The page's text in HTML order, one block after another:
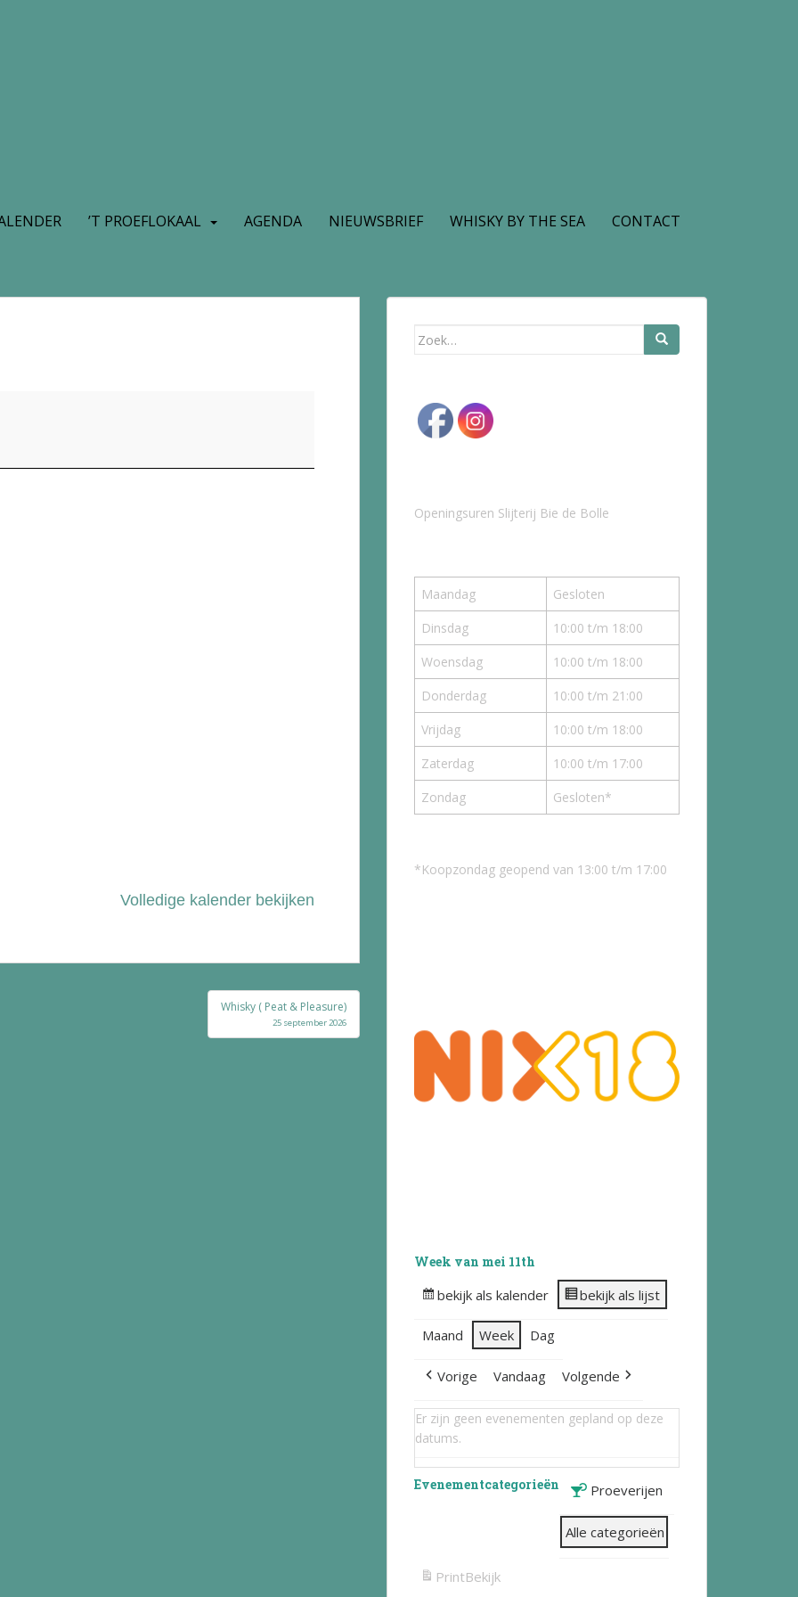
’T PROEFLOKAAL AGENDA NIEUWSBRIEF WHISKY BY THE SEA CONTACT
Volledige kalender bekijken
Whisky ( Peat & Pleasure)
25 september 2026
Zoek
Openingsuren Slijterij Bie de Bolle
Maandag
Gesloten
Dinsdag
10:00 t/m 18:00
Woensdag
10:00 t/m 18:00
Donderdag
10:00 t/m 21:00
Vrijdag
10:00 t/m 18:00
Zaterdag
10:00 t/m 17:00
Zondag
Gesloten*
*Koopzondag geopend van 13:00 t/m 17:00
Week van mei 11th
bekijk als kalender bekijk als lijst
Maand Week Dag
Vorige Vandaag Volgende
Er zijn geen evenementen gepland op deze
datums.
Evenementcategorieën Proeverijen
Alle categorieën
PrintBekijk